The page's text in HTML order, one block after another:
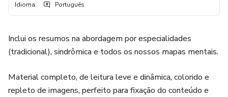
Idioma: Português
Inclui os resumos na abordagem por especialidades
(tradicional), sindrômica e todos os nossos mapas mentais.
Material completo, de leitura leve e dinâmica, colorido e
repleto de imagens, perfeito para fixação do conteúdo e